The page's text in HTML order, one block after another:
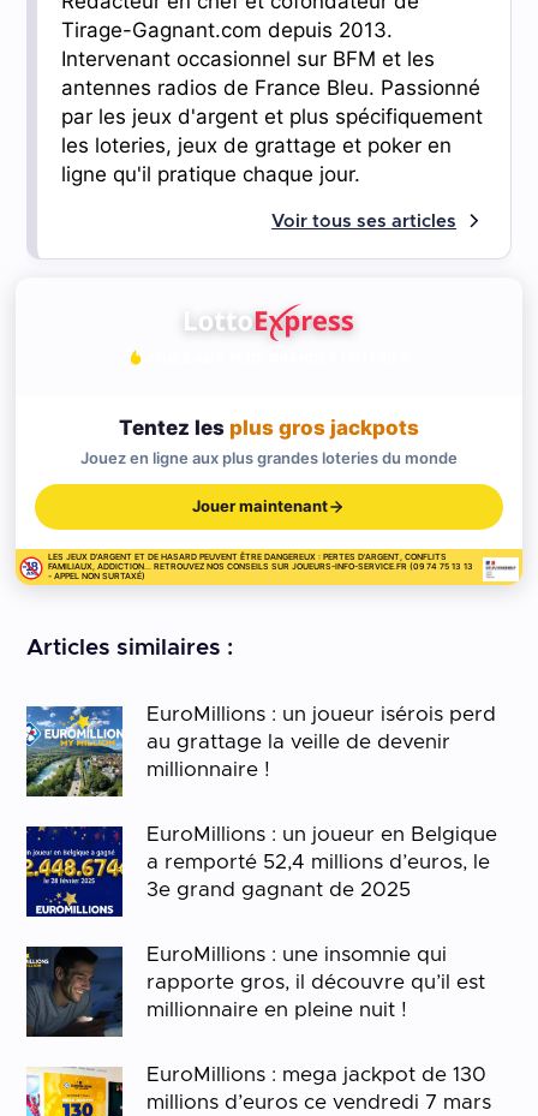
Tirage-Gagnant.com depuis 2013.
Intervenant occasionnel sur BFM et les
antennes radios de France Bleu. Passionné
par les jeux d'argent et plus spécifiquement
les loteries, jeux de grattage et poker en
ligne qu'il pratique chaque jour.
Voir tous ses articles
Tentez les plus gros jackpots
Jouez en ligne aux plus grandes loteries du monde
Jouer maintenant
LES JEUX D'ARGENT ET DE HASARD PEUVENT ÊTRE DANGEREUX : PERTES D'ARGENT, CONFLITS
FAMILIAUX, ADDICTION... RETROUVEZ NOS CONSEILS SUR JOUEURS-INFO-SERVICE.FR (09 74 75 13 13
- APPEL NON SURTAXÉ)
Articles similaires :
EuroMillions : un joueur isérois perd
au grattage la veille de devenir
millionnaire !
EuroMillions : un joueur en Belgique
a remporté 52,4 millions d’euros, le
3e grand gagnant de 2025
EuroMillions : une insomnie qui
rapporte gros, il découvre qu’il est
millionnaire en pleine nuit !
EuroMillions : mega jackpot de 130
millions d’euros ce vendredi 7 mars